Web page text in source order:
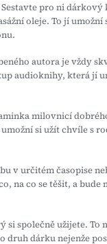
Sestavte pro ni
oleje. To jí umožní
autora je vždy
audioknihy, která jí
milovnicí
si užít chvíle s
v určitém časopise
na co se těšit, a
si společně užijete. To
druh dárku nejenže